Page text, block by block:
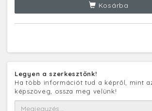
Kosárba
Legyen a szerkesztőnk!
Ha több információt tud a képről, mint
képszöveg, ossza meg velünk!